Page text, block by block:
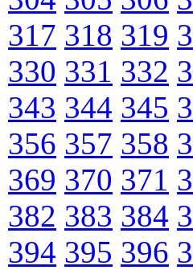
317 318 319
330 331 332
343 344 345
356 357 358
369 370 371
382 383 384
394 395 396